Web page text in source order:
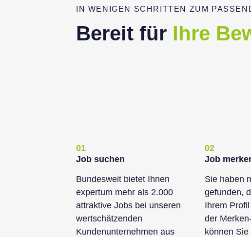
IN WENIGEN SCHRITTEN ZUM
Bereit für Ihre
01
Job suchen
Bundesweit bietet Ihnen
expertum mehr als 2.000
attraktive Jobs bei unseren
wertschätzenden
Kundenunternehmen aus
02
Job
Sie haben
gefunden,
Ihrem
der
können